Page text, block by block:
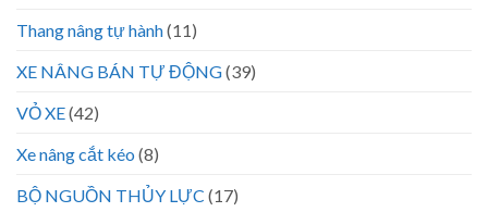
Thang nâng tự hành(11)
XE NÂNG BÁN TỰ ĐỘNG(39)
VỎ XE(42)
Xe nâng cắt kéo (8)
BỘ NGUỒN THỦY LỰC (17)